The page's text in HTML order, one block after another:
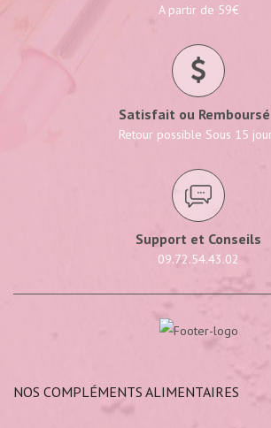
A partir de 59€
Satisfait ou
Retour possible Sous 15
Support et Conseils
09.72.54.43.02
NOS COMPLÉMENTS ALIMENTAIRES